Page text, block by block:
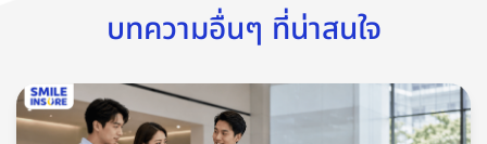
บทความอื่นๆ ที่น่าสนใจ